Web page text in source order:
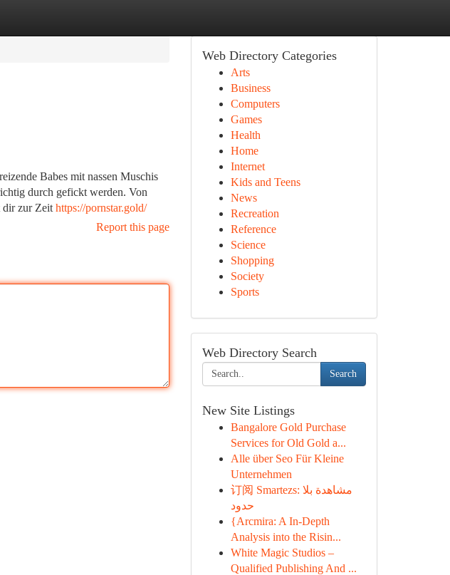
Babes mit nassen Muschis
durch gefickt werden. Von
dir zur Zeit https://pornstar.gold/
Report this page
Web Directory Categories
Arts
Business
Computers
Games
Health
Home
Internet
Kids and Teens
News
Recreation
Reference
Science
Shopping
Society
Sports
Web Directory Search
Search
New Site Listings
Bangalore Gold Purchase
Services for Old Gold a...
Alle über Seo Für Kleine
Unternehmen
订阅 Smartezs: مشاهدة بلا
حدود
{Arcmira: A In-Depth
Analysis into the Risin...
White Magic Studios –
Qualified Publishing And ...